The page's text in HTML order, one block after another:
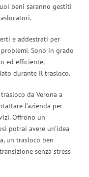
beni saranno gestiti
e addestrati per
Sono in grado
ed efficiente,
durante il trasloco.
da Verona a
l’azienda per
Offrono un
potrai avere un’idea
un trasloco ben
senza stress